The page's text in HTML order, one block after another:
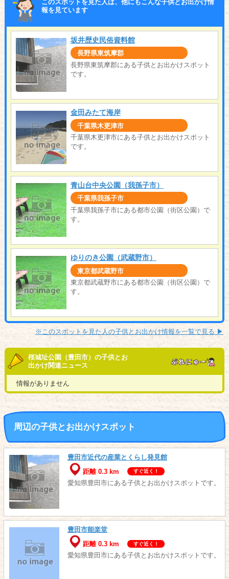
このスポットを見た人は、他にもこんな子供とお出かけ情
報を見ています
坂井歴史民俗資料館
長野県東筑摩郡
長野県東筑摩郡にある子供とお出かけスポット
です。
金田みたて海岸
千葉県木更津市
千葉県木更津市にある子供とお出かけスポット
です。
青山台中央公園（我孫子市）
千葉県我孫子市
千葉県我孫子市にある都市公園（街区公園）で
す。
ゆりのき公園（武蔵野市）
東京都武蔵野市
東京都武蔵野市にある都市公園（街区公園）で
す。
※このスポットを見た人の子供とお出かけ情報を一覧で見る ▶︎
桜城址公園（豊田市）の子供とお
出かけ関連ニュース
情報がありません
周辺の子供とお出かけスポット
豊田市近代の産業とくらし発見館
距離 0.3 km
すぐ近く！
愛知県豊田市にある子供とお出かけスポットです。
豊田市能楽堂
距離 0.3 km
すぐ近く！
愛知県豊田市にある子供とお出かけスポットです。